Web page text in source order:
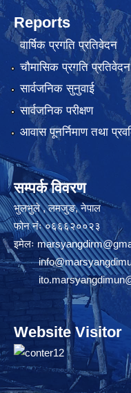
Reports
वार्षिक प्रगति प्रतिवेदन
चौमासिक प्रगति प्रतिवेदन
सार्वजनिक सुनुवाई
सार्वजनिक परीक्षण
आवास पूनर्निमाण तथा
सम्पर्क विवरण
भुलभुले , लमजुङ, नेपाल
फोन नंः ०६६६२००२३
इमेलः
Website Visitor